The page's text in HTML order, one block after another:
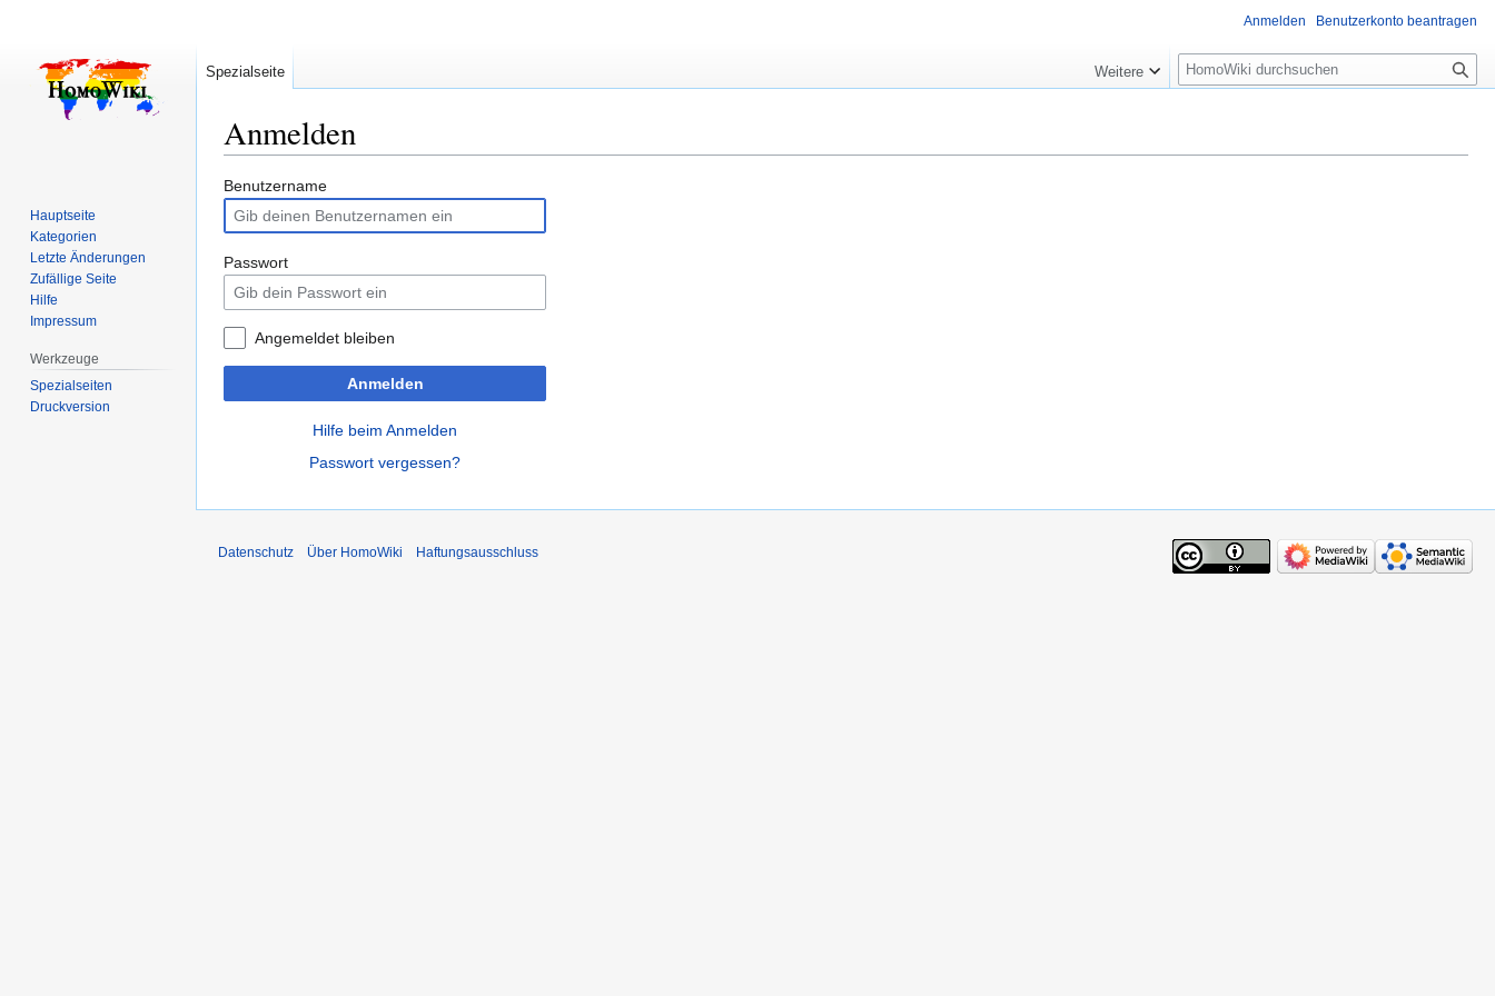
Anmelden
Zur
Navigation
springen
Zur
Suche
springen
Benutzername
Passwort
Angemeldet bleiben
Anmelden
Hilfe beim Anmelden
Passwort vergessen?
Anmelden Benutzerkonto beantragen
Spezialseite Weitere
Suche
Hauptseite
Kategorien
Letzte Änderungen
Zufällige Seite
Hilfe
Impressum
Werkzeuge
Spezialseiten
Druckversion
Datenschutz Über HomoWiki Haftungsausschluss